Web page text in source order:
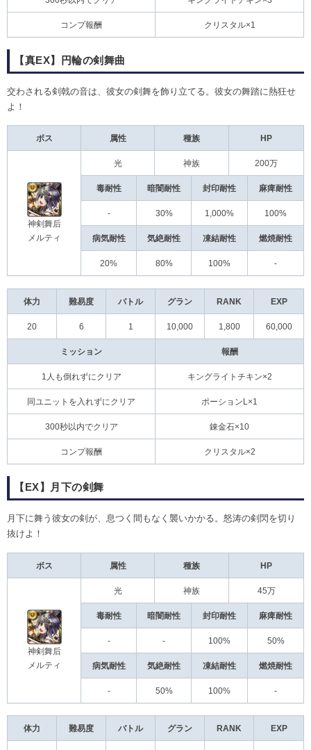
コンプ報酬 クリスタル×1
【真EX】円輪の剣舞曲
交わされる剣戟の音は、彼女の剣舞を飾り立てる。彼女の舞踏に熱狂せ
よ！
ボス 属性 種族 HP
神剣舞后
メルティ
光 神族 200万
毒耐性 暗闇耐性 封印耐性 麻痺耐性
- 30% 1,000% 100%
病気耐性 気絶耐性 凍結耐性 燃焼耐性
20% 80% 100% -
体力 難易度 バトル グラン RANK EXP
20 6 1 10,000 1,800 60,000
ミッション 報酬
1人も倒れずにクリア キングライトチキン×2
同ユニットを入れずにクリア ポーションL×1
300秒以内でクリア 錬金石×10
コンプ報酬 クリスタル×2
【EX】月下の剣舞
月下に舞う彼女の剣が、息つく間もなく襲いかかる。怒涛の剣閃を切り
抜けよ！
ボス 属性 種族 HP
神剣舞后
メルティ
光 神族 45万
毒耐性 暗闇耐性 封印耐性 麻痺耐性
- - 100% 50%
病気耐性 気絶耐性 凍結耐性 燃焼耐性
- 50% 100% -
体力 難易度 バトル グラン RANK EXP